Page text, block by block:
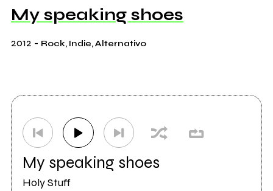
My speaking shoes
2012 - Rock, Indie, Alternativo
My speaking shoes
Holy Stuff